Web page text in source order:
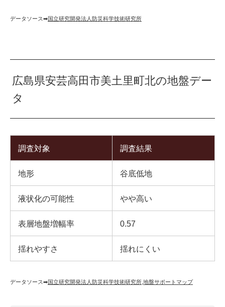
データソース➡︎国立研究開発法人防災科学技術研究所
広島県安芸高田市美土里町北の地盤デー
タ
調査対象 調査結果
地形 谷底低地
液状化の可能性 やや高い
表層地盤増幅率 0.57
揺れやすさ 揺れにくい
データソース➡︎国立研究開発法人防災科学技術研究所 地盤サポートマップ